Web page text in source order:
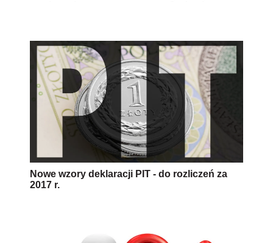
Nowe wzory deklaracji PIT - do rozliczeń za
2017 r.